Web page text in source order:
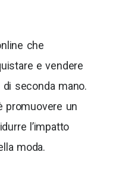
che
e vendere
seconda mano.
promuovere un
l’impatto
moda.